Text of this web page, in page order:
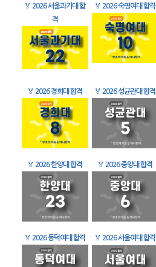
🏅 2026 서울과기대 합
격
🏅 2026 숙명여대 합격
🏅 2026 경희대 합격 🏅 2026 성균관대 합격
🏅 2026 한양대 합격 🏅 2026 중앙대 합격
🏅 2026 동덕여대 합격 🏅 2026 서울여대 합격